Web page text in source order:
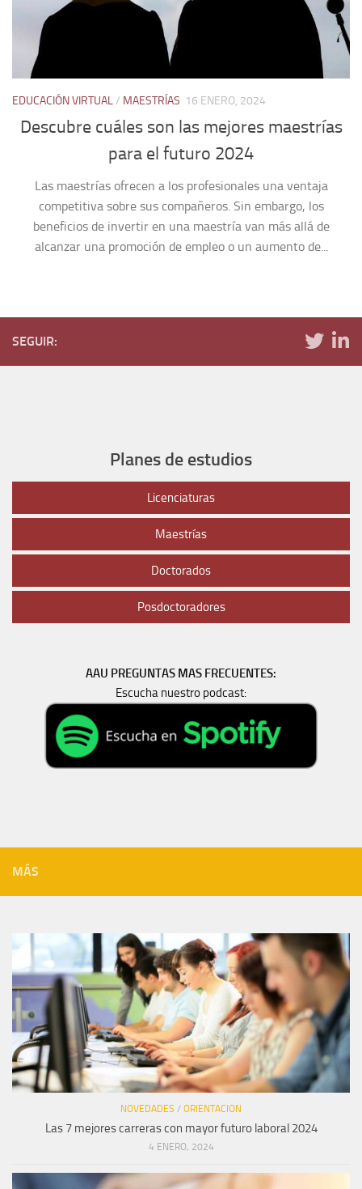
EDUCACIÓN VIRTUAL/ MAESTRÍAS 16 ENERO, 2024
Descubre cuáles son las mejores maestrías
para el futuro 2024
Las maestrías ofrecen a los profesionales una ventaja
competitiva sobre sus compañeros. Sin embargo, los
beneficios de invertir en una maestría van más allá de
alcanzar una promoción de empleo o un aumento de...
SEGUIR:
Planes de estudios
Licenciaturas
Maestrías
Doctorados
Posdoctoradores
AAU PREGUNTAS MAS FRECUENTES:
Escucha nuestro podcast:
MÁS
NOVEDADES / ORIENTACION
Las 7 mejores carreras con mayor futuro laboral 2024
4 ENERO, 2024